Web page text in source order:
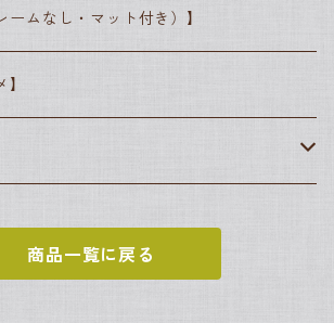
・ミレー
ー
ゴッホ
ィッド
ームなし・マット付き）】
商品一覧に戻る